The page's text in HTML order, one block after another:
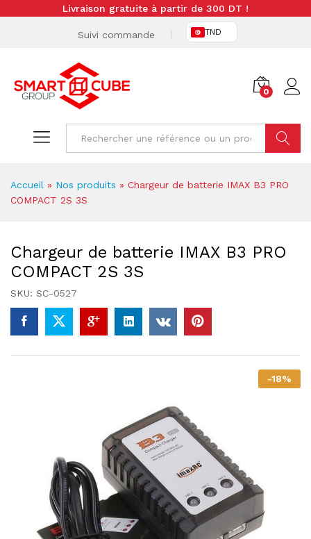
Livraison gratuite à partir de 300 DT !
Suivi commande TND
0
Accueil » Nos produits » Chargeur de batterie IMAX B3 PRO
COMPACT 2S 3S
Chargeur de batterie IMAX B3 PRO
COMPACT 2S 3S
SKU: SC-0527
-18%